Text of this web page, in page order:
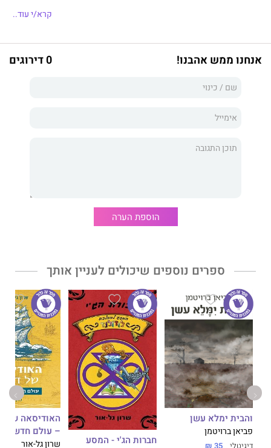
באוקיינוס האטלנטי שכמעט קוטעת את המסע כולו. דניאל לא רק
לכתבי חידה, ומתוודע לסיפורי שייטים קדומים ונועזים. בכל דבר, החל
את סקרנותו ומחשל את אופיו וחוסנו הנפשי, שכן הרפתקה גדולה עוד
העיקר שהמסע יימשך!
התוודענו לסיפוריהם ממקור ראשון. האודיסאה של דניאל מסכמת
את מפגש האדם והים בדרך יצירתית וחדשנית, דרך תמה וזכה כשל
ילד, המציגה לא פעם שאלות, שאת תשובותיהן אפשר לפרש בדרכים
קרא/י עוד..
אנחנו ממש אהבנו! 0 דירוגים
הוספת הערה
ספרים נוספים שיכולים לעניין אותך
והבית ימלא עשן
פביאן ברויטמן
חברות הג'י - המסע
– עולם חדש
שרון גל-אור